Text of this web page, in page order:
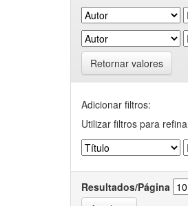
Retornar valores
Adicionar filtros:
Utilizar filtros para
Resultados/Página